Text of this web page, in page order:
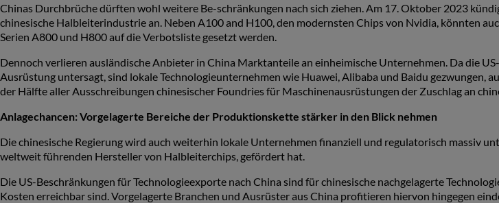
Chinas Durchbrüche dürften wohl weitere Be-schränkungen nach sich ziehen. Am 17. Oktober 2023
chinesische Halbleiterindustrie an. Neben A100 and H100, den modernsten Chips von Nvidia, könnten
Serien A800 und H800 auf die Verbotsliste gesetzt werden.
Dennoch verlieren ausländische Anbieter in China Marktanteile an einheimische Unternehmen. Da die
Ausrüstung untersagt, sind lokale Technologieunternehmen wie Huawei, Alibaba und Baidu gezwungen,
der Hälfte aller Ausschreibungen chinesischer Foundries für Maschinenausrüstungen der Zuschlag an
Anlagechancen: Vorgelagerte Bereiche der Produktionskette stärker in den Blick nehmen
Die chinesische Regierung wird auch weiterhin lokale Unternehmen finanziell und regulatorisch massiv
weltweit führenden Hersteller von Halbleiterchips, gefördert hat.
Die US-Beschränkungen für Technologieexporte nach China sind für chinesische nachgelagerte
Kosten erreichbar sind. Vorgelagerte Branchen und Ausrüster aus China profitieren hiervon hingegen